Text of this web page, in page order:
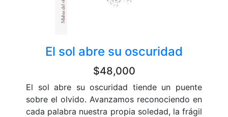
El sol abre su oscuridad
$48,000
El sol abre su oscuridad tiende un puente
sobre el olvido. Avanzamos reconociendo en
cada palabra nuestra propia soledad, la frágil